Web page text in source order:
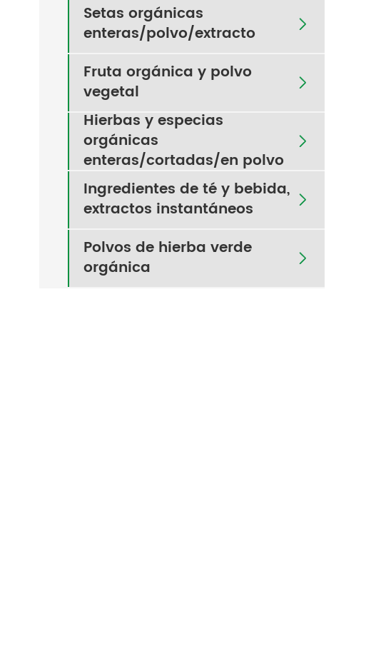
Setas orgánicas
enteras/polvo/extracto

Fruta orgánica y polvo
vegetal

Hierbas y especias
orgánicas
enteras/cortadas/en polvo

Ingredientes de té y bebida,
extractos instantáneos

Polvos de hierba verde
orgánica
